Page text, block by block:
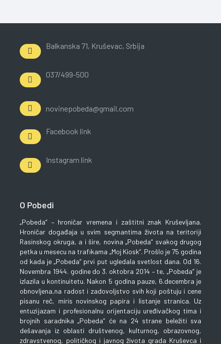
Balkanska 71, Kruševac, Srbija
037/499-500
novinepobeda@gmail.com
Facebook link
Instagram link
O Pobedi
„Pobeda“ – hroničar vremena i zaštitni znak Kruševljana.
Hroničar događaja u svim segmantima života na teritoriji
Rasinskog okruga, a i šire, novina „Pobeda“ svakog drugog
petka u mesecu na trafikama „Moj Kiosk“. Prošlo je 75 godina
od kada je „Pobeda“ prvi put ugledala svetlost dana. Od 16.
Novembra 1944. godine do 3. oktobra 2014 – te, „Pobeda“ je
izlazila u kontinuitetu. Nakon 5 godina pauze, 6.decembra je
obnovljena,na radost i zadovoljstvo svih koji poštuju i cene
pisanu reč, miris novinskog papira i listanje stranica. Uz
entuzijazam i profesionalnu orijentaciju uređivačkog tima i
brojnih saradnika „Pobeda“ će na 24 strane beležiti sva
dešavanja iz oblasti društvenog, kulturnog, obrazovnog,
zdravstvenog, političkog i javnog života grada Kruševca i